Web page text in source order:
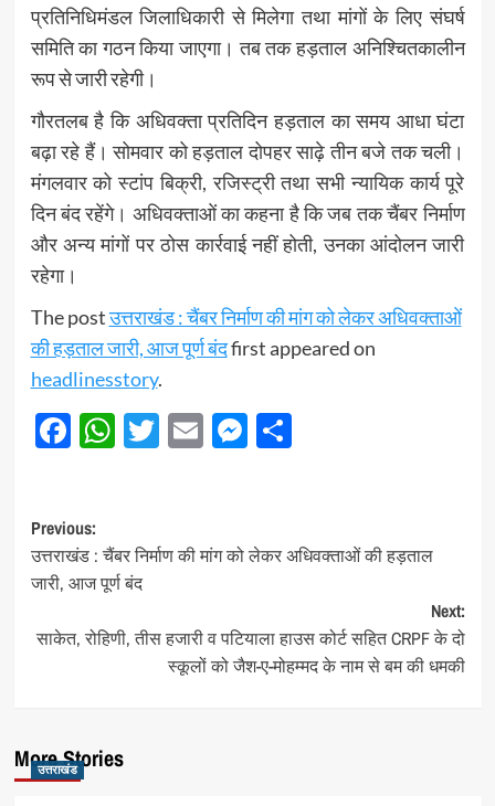
प्रतिनिधिमंडल जिलाधिकारी से मिलेगा तथा मांगों के लिए संघर्ष
समिति का गठन किया जाएगा। तब तक हड़ताल अनिश्चितकालीन
रूप से जारी रहेगी।
गौरतलब है कि अधिवक्ता प्रतिदिन हड़ताल का समय आधा घंटा
बढ़ा रहे हैं। सोमवार को हड़ताल दोपहर साढ़े तीन बजे तक चली।
मंगलवार को स्टांप बिक्री, रजिस्ट्री तथा सभी न्यायिक कार्य पूरे
दिन बंद रहेंगे। अधिवक्ताओं का कहना है कि जब तक चैंबर निर्माण
और अन्य मांगों पर ठोस कार्रवाई नहीं होती, उनका आंदोलन जारी
रहेगा।
The postउत्तराखंड : चैंबर निर्माण की मांग को लेकर अधिवक्ताओं
की हड़ताल जारी, आज पूर्ण बंदfirst appeared on
headlinesstory.
Facebook
WhatsApp
Twitter
EmailMessenger
Share
Post
navigation
Previous:
उत्तराखंड : चैंबर निर्माण की मांग को लेकर अधिवक्ताओं की हड़ताल
जारी, आज पूर्ण बंद
Next:
साकेत, रोहिणी, तीस हजारी व पटियाला हाउस कोर्ट सहित CRPF के दो
स्कूलों को जैश-ए-मोहम्मद के नाम से बम की धमकी
More Stories
उत्तराखंड